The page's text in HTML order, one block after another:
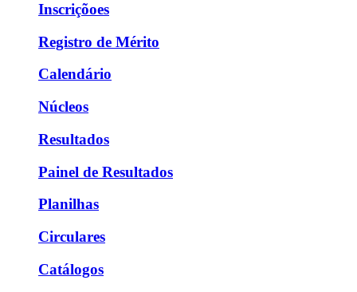
Inscriçõoes
Registro de Mérito
Calendário
Núcleos
Resultados
Painel de Resultados
Planilhas
Circulares
Catálogos